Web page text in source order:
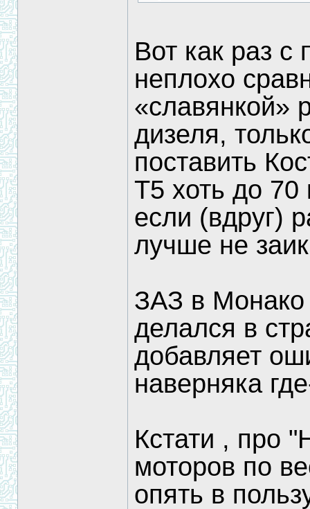
Вот как раз
неплохо
«славянкой»
дизеля,
поставить
Т5 хоть до
если (вдруг)
лучше не
ЗАЗ в Монако
делался в
добавляет
наверняка
Кстати , про
моторов по
опять в